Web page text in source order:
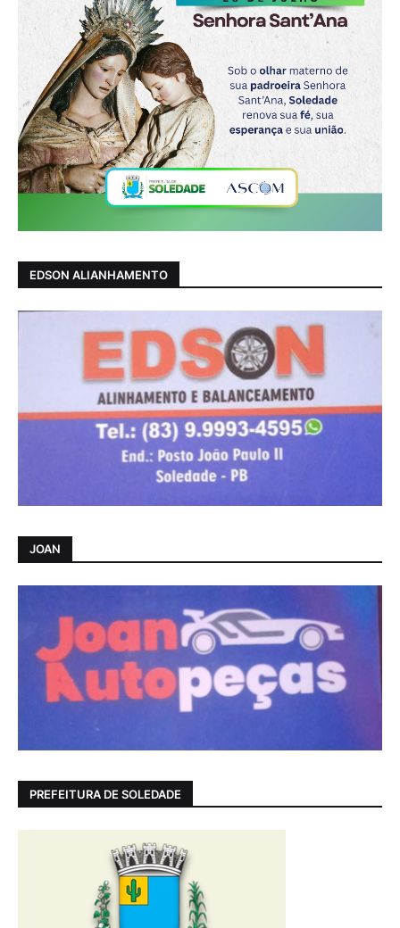
EDSON ALIANHAMENTO
JOAN
PREFEITURA DE SOLEDADE